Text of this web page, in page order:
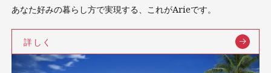
あなた好みの暮らし⽅で実現する、これがArieです。
詳しく